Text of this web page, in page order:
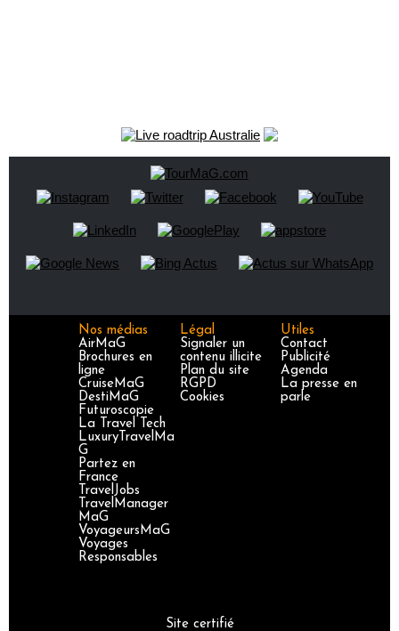
Nos médias
AirMaG
Brochures en
ligne
CruiseMaG
DestiMaG
Futuroscopie
La Travel Tech
LuxuryTravelMa
G
Partez en
France
TravelJobs
TravelManager
MaG
VoyageursMaG
Voyages
Responsables
Légal
Signaler un
contenu illicite
Plan du site
RGPD
Cookies
Utiles
Contact
Publicité
Agenda
La presse en
parle
Site certifié